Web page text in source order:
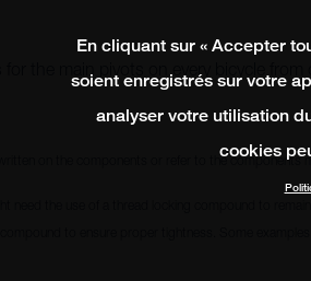
the main pivots on every bicycle from
on the components or refer to the components
need the use of a thread locking compound to
to ensure proper tightness. Some
En cliquant sur « Accepter
soient enregistrés sur votre
analyser votre utilisation
cookies